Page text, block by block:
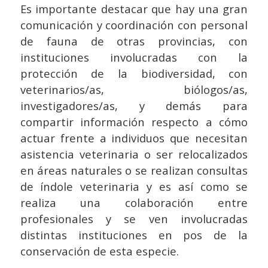
Es importante destacar que hay una gran
comunicación y coordinación con personal
de fauna de otras provincias, con
instituciones involucradas con la
protección de la biodiversidad, con
veterinarios/as, biólogos/as,
investigadores/as, y demás para
compartir información respecto a cómo
actuar frente a individuos que necesitan
asistencia veterinaria o ser relocalizados
en áreas naturales o se realizan consultas
de índole veterinaria y es así como se
realiza una colaboración entre
profesionales y se ven involucradas
distintas instituciones en pos de la
conservación de esta especie.